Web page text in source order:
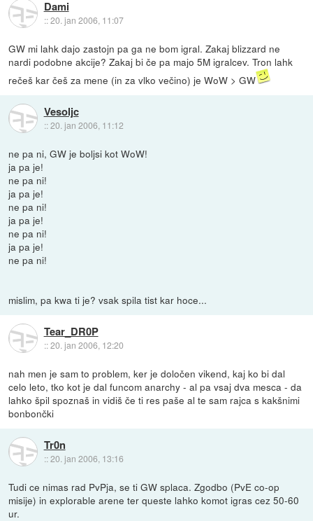
Dami
::20. jan 2006, 11:07
GW mi lahk dajo zastojn pa ga ne bom igral. Zakaj blizzard ne
nardi podobne akcije? Zakaj bi če pa majo 5M igralcev. Tron lahk
rečeš kar češ za mene (in za vlko večino) je WoW > GW
Vesoljc
::20. jan 2006, 11:12
ne pa ni, GW je boljsi kot WoW!
ja pa je!
ne pa ni!
ja pa je!
ne pa ni!
ja pa je!
ne pa ni!
ja pa je!
ne pa ni!
mislim, pa kwa ti je? vsak spila tist kar hoce...
Tear_DR0P
::20. jan 2006, 12:20
nah men je sam to problem, ker je določen vikend, kaj ko bi dal
celo leto, tko kot je dal funcom anarchy - al pa vsaj dva mesca - da
lahko špil spoznaš in vidiš če ti res paše al te sam rajca s kakšnimi
bonbončki
Tr0n
::20. jan 2006, 13:16
Tudi ce nimas rad PvPja, se ti GW splaca. Zgodbo (PvE co-op
misije) in explorable arene ter queste lahko komot igras cez 50-60
ur.